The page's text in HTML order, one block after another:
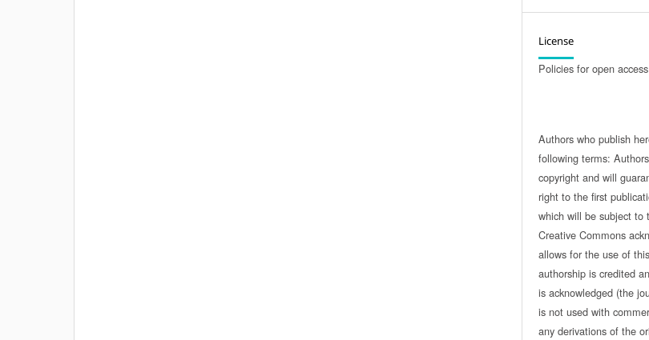
License
Policies for open
Authors who publish
following terms:
copyright and will
right to the first
which will be subject to
Creative Commons
allows for the use of
authorship is credited
is acknowledged (the
is not used with
any derivations of the